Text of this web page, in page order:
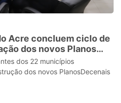
Acre concluem ciclo de
dos novos Planos
dos 22 municípios
dos novos PlanosDecenais